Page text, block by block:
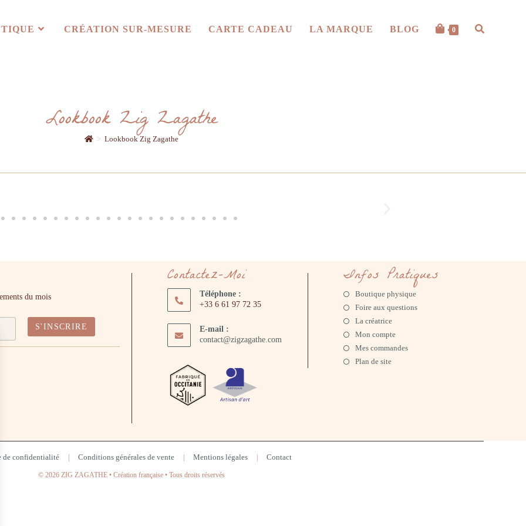
CRÉATION SUR-MESURE CARTE CADEAU LA MARQUE BLOG 0
Lookbook Zig Zagathe
> Lookbook Zig Zagathe
du mois
Contactez-Moi
Téléphone :
+33 6 61 97 72 35
E-mail :
contact@zigzagathe.com
Infos Pratiques
Boutique physique
Foire aux questions
La créatrice
Mon compte
Mes commandes
Plan de site
de confidentialité Conditions générales de vente Mentions légales Contact
© 2026 ZIG ZAGATHE • Création française • Tous droits réservés